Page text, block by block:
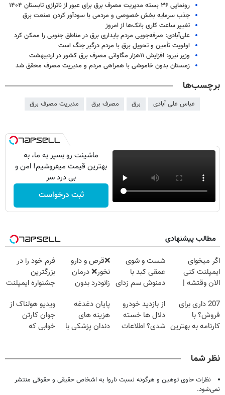
رونمایی ۳۶ بسته مدیریت مصرف برق برای عبور از ناترازی تابستان ۱۴۰۴
جذب سرمایه بخش خصوصی و مردمی با سودآور کردن صنعت برق
تغییر ساعت کاری بانک‌ها از امروز
علی‌آبادی: صرفه‌جویی مردم پایداری برق در مناطق جنوبی را ممکن کرد
اولویت تأمین و تحویل برق با مردم درگیر جنگ است
وزیر نیرو: افزایش ۱۱هزار مگاواتی مصرف برق کشور در اردیبهشت
زمستان بدون خاموشی با همراهی مردم و مدیریت مصرف محقق شد
برچسب‌ها
عباس علی آبادی برق مصرف برق مدیریت مصرف برق
ماشینت رو بسپر به ما، به
بهترین قیمت میفروشیم! امن و
بی درد سر
ثبت درخواست
مطالب پیشنهادی
اگر میخوای
ایمپلنت کنی
الان وقتشه |
میلیون تومان!!!
شست و شوی
عمقی کبد با
دمنوش سم زدای
❌قرص‌ و دارو
نخور❌ درمان
زانودرد بدون
فرم خود را در
بزرگترین
جشنواره ایمپلنت
فقط ۲۵ میلیون
207 داری برای
فروش؟ با
کارنامه به بهترین
از بازدید خودرو
دلال ها خسته
شدی؟ اطلاعات
پایان دغدغه
هزینه های
دندان پزشکی با
ویدیو هولناک از
جوان کارتن
خوابی که
نظر شما
نظرات حاوی توهین و هرگونه نسبت ناروا به اشخاص حقیقی و حقوقی منتشر
نمی‌شود.